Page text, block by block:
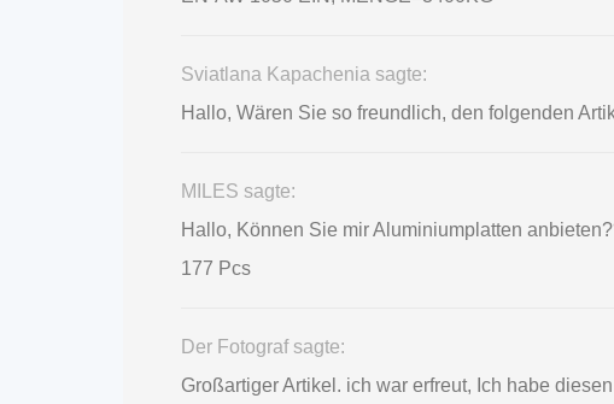
Sviatlana Kapachenia sagte:
Hallo, Wären Sie so freundlich, den folgenden
MILES sagte:
Hallo, Können Sie mir Aluminiumplatten
177 Pcs
Der Fotograf sagte:
Großartiger Artikel. ich war erfreut, Ich habe